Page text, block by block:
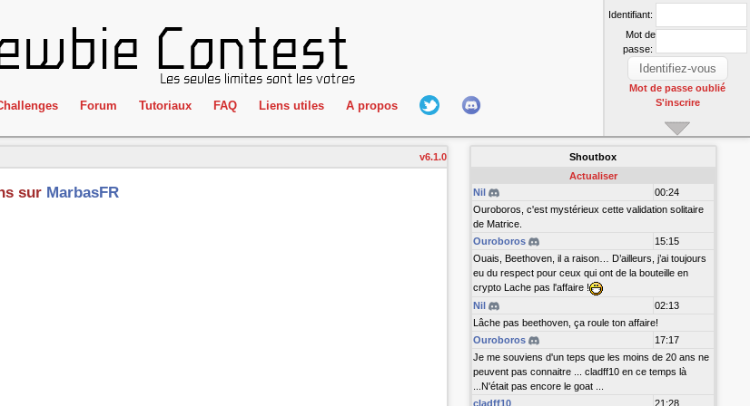
ClientSide
Forensics
Forum Tutoriaux FAQ Liens utiles
IRC
Newbie Connect
A propos
L'équipe
Hall Of Fame
Identifiant:
Mot de
passe:
Mot de passe oublié
S'inscrire
v6.1.0
sur MarbasFR
Shoutbox
Actualiser
Nil
00:24
Ouroboros, c'est mystérieux cette validation solitaire
de Matrice.
Ouroboros
15:15
Ouais, Beethoven, il a raison… D’ailleurs, j’ai toujours
eu du respect pour ceux qui ont de la bouteille en
crypto Lache pas l'affaire !
Nil
02:13
Lâche pas beethoven, ça roule ton affaire!
Ouroboros
17:17
Je me souviens d'un teps que les moins de 20 ans ne
peuvent pas connaitre ... cladff10 en ce temps là
...N'était pas encore le goat ...
cladff10
21:28